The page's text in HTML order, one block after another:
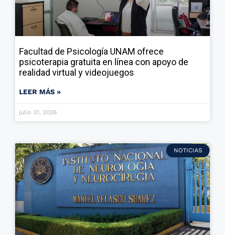
Facultad de Psicología UNAM ofrece
psicoterapia gratuita en línea con apoyo de
realidad virtual y videojuegos
LEER MÁS »
julio 31, 2026
NOTICIAS